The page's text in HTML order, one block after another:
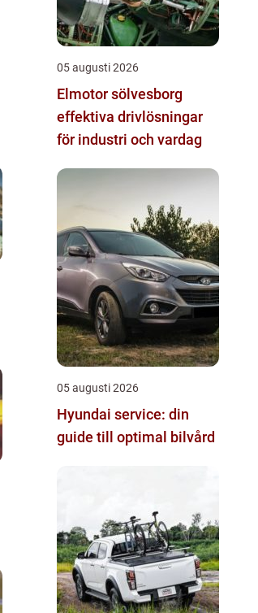
05 augusti 2026
Elmotor sölvesborg
effektiva drivlösningar
för industri och vardag
05 augusti 2026
Hyundai service: din
guide till optimal bilvård